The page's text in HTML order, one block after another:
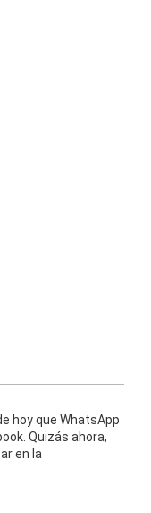
hoy que WhatsApp
Quizás ahora,
en la